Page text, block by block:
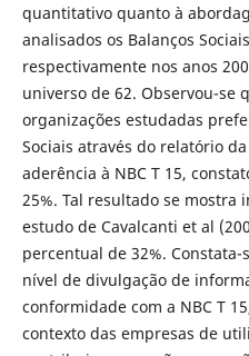
quantitativo quanto à
analisados os Balanços
respectivamente nos anos
universo de 62. Observou-se
organizações estudadas
Sociais através do relatório
aderência à NBC T 15,
25%. Tal resultado se
estudo de Cavalcanti et al
percentual de 32%.
nível de divulgação de
conformidade com a NBC T
contexto das empresas de